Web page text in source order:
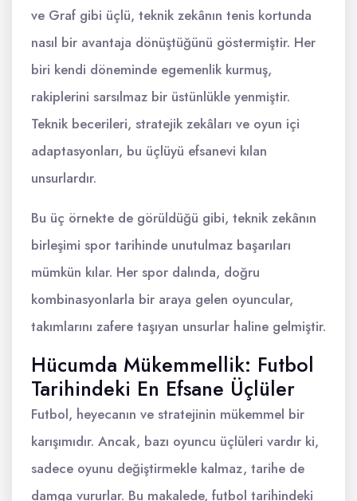
ve Graf gibi üçlü, teknik zekânın tenis kortunda
nasıl bir avantaja dönüştüğünü göstermiştir. Her
biri kendi döneminde egemenlik kurmuş,
rakiplerini sarsılmaz bir üstünlükle yenmiştir.
Teknik becerileri, stratejik zekâları ve oyun içi
adaptasyonları, bu üçlüyü efsanevi kılan
unsurlardır.
Bu üç örnekte de görüldüğü gibi, teknik zekânın
birleşimi spor tarihinde unutulmaz başarıları
mümkün kılar. Her spor dalında, doğru
kombinasyonlarla bir araya gelen oyuncular,
takımlarını zafere taşıyan unsurlar haline gelmiştir.
Hücumda Mükemmellik: Futbol
Tarihindeki En Efsane Üçlüler
Futbol, heyecanın ve stratejinin mükemmel bir
karışımıdır. Ancak, bazı oyuncu üçlüleri vardır ki,
sadece oyunu değiştirmekle kalmaz, tarihe de
damga vururlar. Bu makalede, futbol tarihindeki